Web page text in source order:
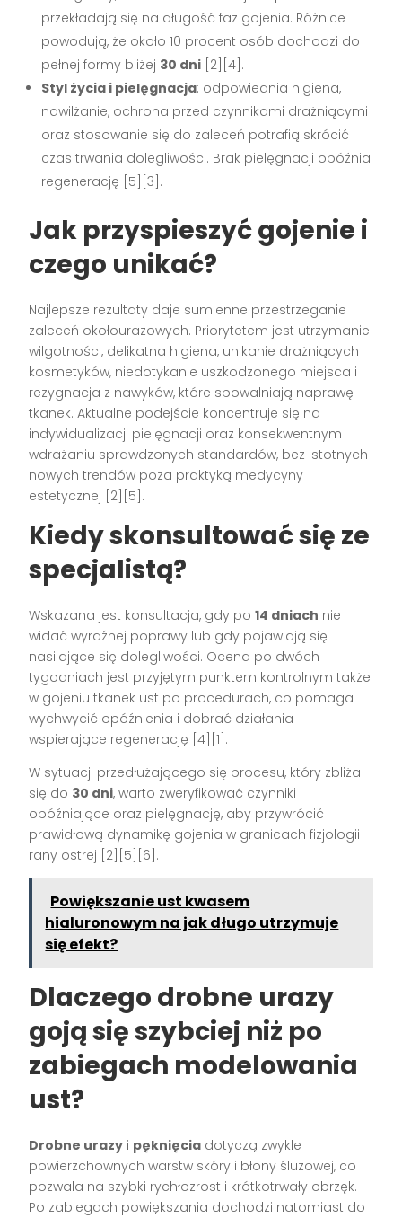
przekładają się na długość faz gojenia. Różnice
powodują, że około 10 procent osób dochodzi do
pełnej formy bliżej 30 dni [2][4].
Styl życia i pielęgnacja: odpowiednia higiena,
nawilżanie, ochrona przed czynnikami drażniącymi
oraz stosowanie się do zaleceń potrafią skrócić
czas trwania dolegliwości. Brak pielęgnacji opóźnia
regenerację [5][3].
Jak przyspieszyć gojenie i
czego unikać?
Najlepsze rezultaty daje sumienne przestrzeganie
zaleceń okołourazowych. Priorytetem jest utrzymanie
wilgotności, delikatna higiena, unikanie drażniących
kosmetyków, niedotykanie uszkodzonego miejsca i
rezygnacja z nawyków, które spowalniają naprawę
tkanek. Aktualne podejście koncentruje się na
indywidualizacji pielęgnacji oraz konsekwentnym
wdrażaniu sprawdzonych standardów, bez istotnych
nowych trendów poza praktyką medycyny
estetycznej [2][5].
Kiedy skonsultować się ze
specjalistą?
Wskazana jest konsultacja, gdy po14 dniach nie
widać wyraźnej poprawy lub gdy pojawiają się
nasilające się dolegliwości. Ocena po dwóch
tygodniach jest przyjętym punktem kontrolnym także
w gojeniu tkanek ust po procedurach, co pomaga
wychwycić opóźnienia i dobrać działania
wspierające regenerację [4][1].
W sytuacji przedłużającego się procesu, który zbliża
się do 30 dni, warto zweryfikować czynniki
opóźniające oraz pielęgnację, aby przywrócić
prawidłową dynamikę gojenia w granicach fizjologii
rany ostrej [2][5][6].
Powiększanie ust kwasem
hialuronowym na jak długo utrzymuje
się efekt?
Dlaczego drobne urazy
goją się szybciej niż po
zabiegach modelowania
ust?
Drobne urazy i pęknięcia dotyczą zwykle
powierzchownych warstw skóry i błony śluzowej, co
pozwala na szybki rychłozrost i krótkotrwały obrzęk.
Po zabiegach powiększania dochodzi natomiast do